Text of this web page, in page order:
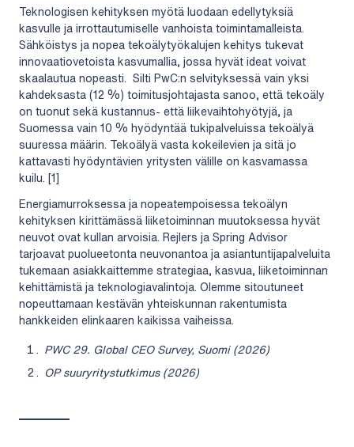
Teknologisen kehityksen myötä luodaan edellytyksiä
kasvulle ja irrottautumiselle vanhoista toimintamalleista.
Sähköistys ja nopea tekoälytyökalujen kehitys tukevat
innovaatiovetoista kasvumallia, jossa hyvät ideat voivat
skaalautua nopeasti. Silti PwC:n selvityksessä vain yksi
kahdeksasta (12 %) toimitusjohtajasta sanoo, että tekoäly
on tuonut sekä kustannus- että liikevaihtohyötyjä, ja
Suomessa vain 10 % hyödyntää tukipalveluissa tekoälyä
suuressa määrin. Tekoälyä vasta kokeilevien ja sitä jo
kattavasti hyödyntävien yritysten välille on kasvamassa
kuilu. [1]
Energiamurroksessa ja nopeatempoisessa tekoälyn
kehityksen kirittämässä liiketoiminnan muutoksessa hyvät
neuvot ovat kullan arvoisia. Rejlers ja Spring Advisor
tarjoavat puolueetonta neuvonantoa ja asiantuntijapalveluita
tukemaan asiakkaittemme strategiaa, kasvua, liiketoiminnan
kehittämistä ja teknologiavalintoja. Olemme sitoutuneet
nopeuttamaan kestävän yhteiskunnan rakentumista
hankkeiden elinkaaren kaikissa vaiheissa.
PWC 29. Global CEO Survey, Suomi (2026)
OP suuryritystutkimus (2026)